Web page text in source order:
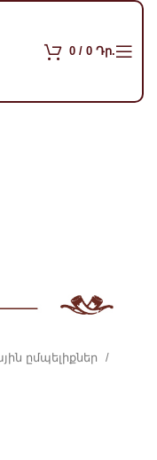
0 / 0 Դր.
ըմպելիքներ